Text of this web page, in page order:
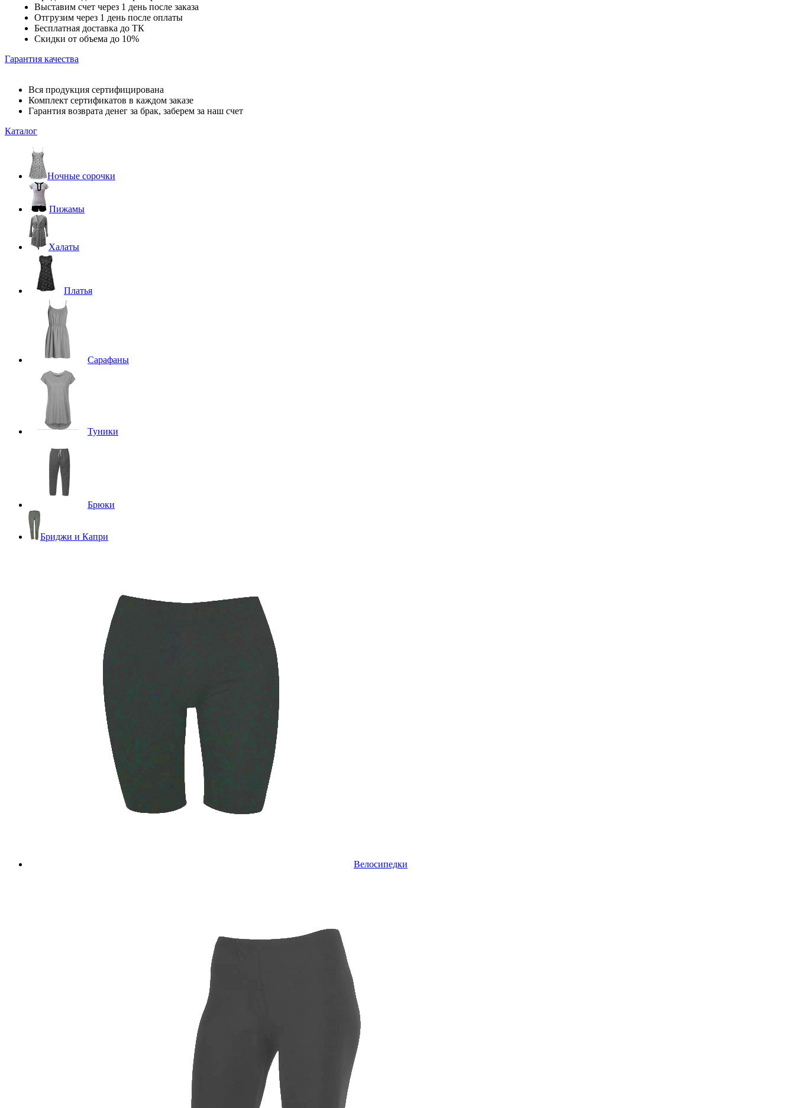
Выставим счет через 1 день после заказа
Отгрузим через 1 день после оплаты
Бесплатная доставка до ТК
Скидки от объема до 10%
Гарантия качества
Вся продукция сертифицирована
Комплект сертификатов в каждом заказе
Гарантия возврата денег за брак, заберем за наш счет
Каталог
Ночные сорочки
Пижамы
Халаты
Платья
Сарафаны
Туники
Брюки
Бриджи и Капри
Велосипедки